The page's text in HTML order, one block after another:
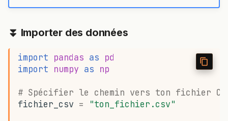
⏬ Importer des données
import pandas as pd
import numpy as np
# Spécifier le chemin vers ton fichier
fichier_csv = "ton_fichier.csv"